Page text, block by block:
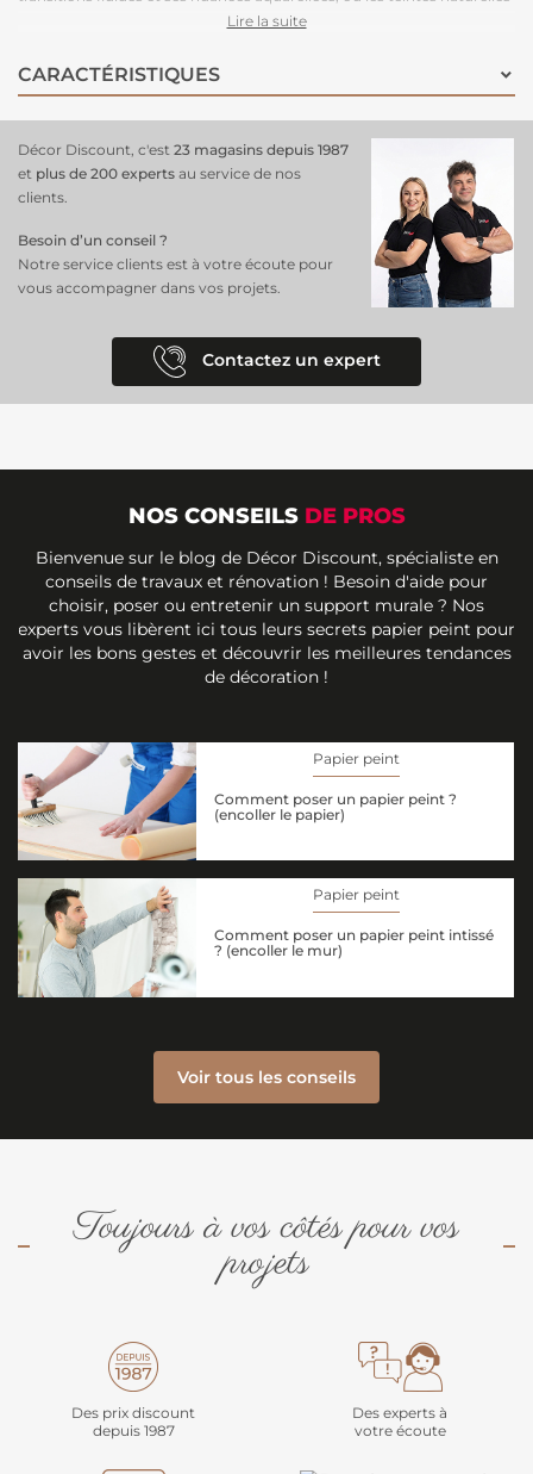
de vert clair, rouge, émeraude, beige et rose pastel s’entrelacent
visuelle et une poésie délicate, transformant vos murs en une fenêtre
ouverte sur un paysage onirique. Idéal pour un salon, une chambre
Facile à poser grâce à
son design en intissé
, il est parfait pour sublimer votre décoration
intérieure avec style et raffinement.
Lire la suite
CARACTÉRISTIQUES
Décor Discount, c'est 23 magasins depuis 1987
et plus de 200 experts au service de nos
clients.
Besoin d’un conseil ?
Notre service clients est à votre écoute pour
vous accompagner dans vos projets.
Contactez un expert
NOS CONSEILS DE PROS
Bienvenue sur le blog de Décor Discount, spécialiste en
conseils de travaux et rénovation ! Besoin d'aide pour
choisir, poser ou entretenir un support murale ? Nos
experts vous libèrent ici tous leurs secrets papier peint pour
avoir les bons gestes et découvrir les meilleures tendances
de décoration !
Papier peint
Comment poser un papier peint ?
(encoller le papier)
Papier peint
Comment poser un papier peint intissé
? (encoller le mur)
Voir tous les conseils
Toujours à vos côtés pour vos
projets
Des prix discount
depuis 1987
Des experts à
votre écoute